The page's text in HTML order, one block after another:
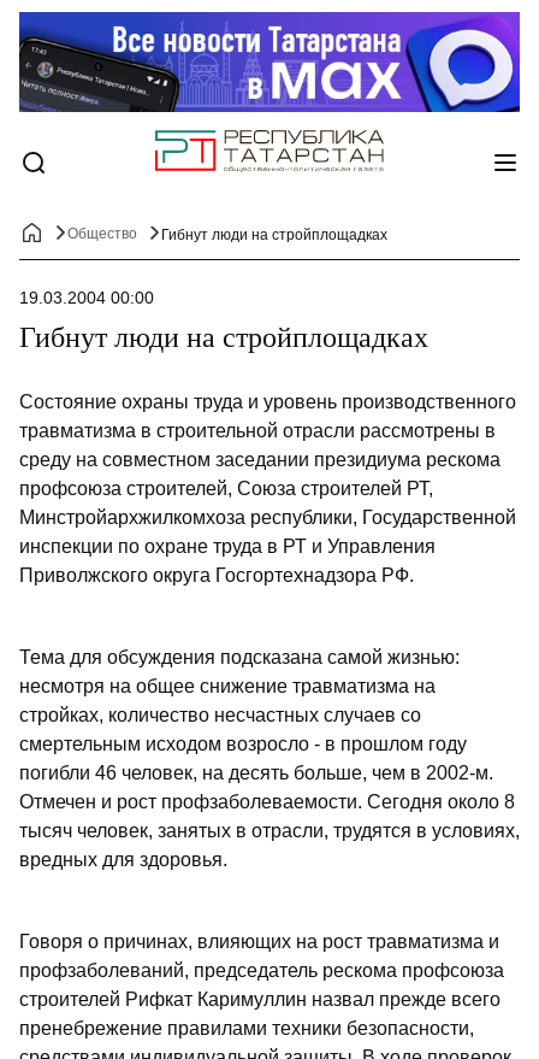
Общество Гибнут люди на стройплощадках
19.03.2004 00:00
Гибнут люди на стройплощадках
Состояние охраны труда и уровень производственного
травматизма в строительной отрасли рассмотрены в
среду на совместном заседании президиума рескома
профсоюза строителей, Союза строителей РТ,
Минстройархжилкомхоза республики, Государственной
инспекции по охране труда в РТ и Управления
Приволжского округа Госгортехнадзора РФ.
Тема для обсуждения подсказана самой жизнью:
несмотря на общее снижение травматизма на
стройках, количество несчастных случаев со
смертельным исходом возросло - в прошлом году
погибли 46 человек, на десять больше, чем в 2002-м.
Отмечен и рост профзаболеваемости. Сегодня около 8
тысяч человек, занятых в отрасли, трудятся в условиях,
вредных для здоровья.
Говоря о причинах, влияющих на рост травматизма и
профзаболеваний, председатель рескома профсоюза
строителей Рифкат Каримуллин назвал прежде всего
пренебрежение правилами техники безопасности,